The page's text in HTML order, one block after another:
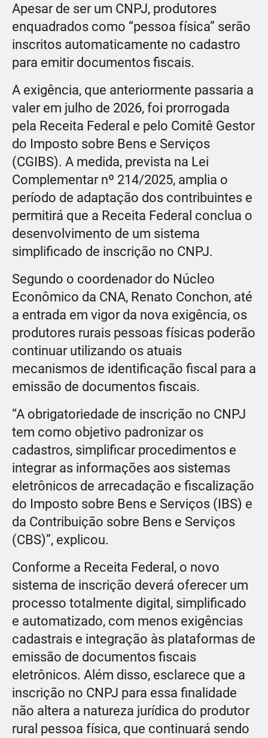
Apesar de ser um CNPJ, produtores
enquadrados como “pessoa física” serão
inscritos automaticamente no cadastro
para emitir documentos fiscais.
A exigência, que anteriormente passaria a
valer em julho de 2026, foi prorrogada
pela Receita Federal e pelo Comitê Gestor
do Imposto sobre Bens e Serviços
(CGIBS). A medida, prevista na Lei
Complementar nº 214/2025, amplia o
período de adaptação dos contribuintes e
permitirá que a Receita Federal conclua o
desenvolvimento de um sistema
simplificado de inscrição no CNPJ.
Segundo o coordenador do Núcleo
Econômico da CNA, Renato Conchon, até
a entrada em vigor da nova exigência, os
produtores rurais pessoas físicas poderão
continuar utilizando os atuais
mecanismos de identificação fiscal para a
emissão de documentos fiscais.
“A obrigatoriedade de inscrição no CNPJ
tem como objetivo padronizar os
cadastros, simplificar procedimentos e
integrar as informações aos sistemas
eletrônicos de arrecadação e fiscalização
do Imposto sobre Bens e Serviços (IBS) e
da Contribuição sobre Bens e Serviços
(CBS)”, explicou.
Conforme a Receita Federal, o novo
sistema de inscrição deverá oferecer um
processo totalmente digital, simplificado
e automatizado, com menos exigências
cadastrais e integração às plataformas de
emissão de documentos fiscais
eletrônicos. Além disso, esclarece que a
inscrição no CNPJ para essa finalidade
não altera a natureza jurídica do produtor
rural pessoa física, que continuará sendo